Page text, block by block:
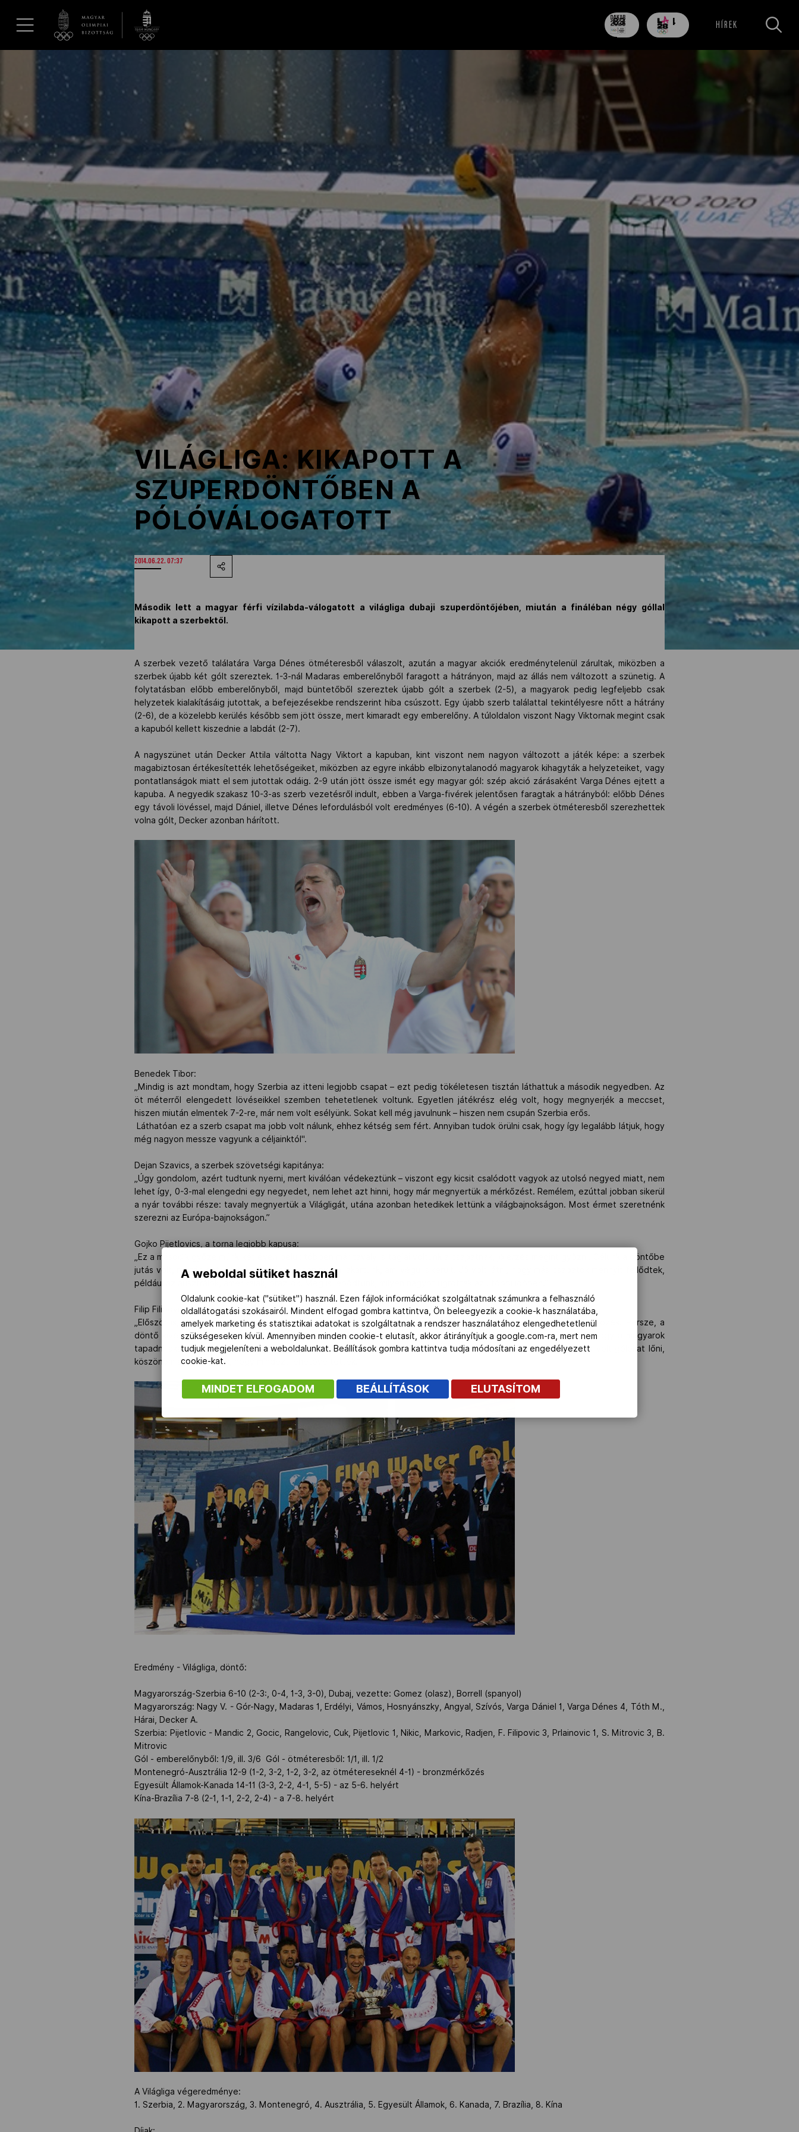
Dakar 2026
Los Angeles 2028
MOB
Kettőskarrier-program
NOB
Társszervezetek
OVEP
Adatbank
83
nap
704
nap HÍREK
VILÁGLIGA: KIKAPOTT A
SZUPERDÖNTŐBEN A
PÓLÓVÁLOGATOTT
2014.06.22. 07:37
Második lett a magyar férfi vízilabda-válogatott a világliga dubaji szuperdöntőjében, miután a fináléban négy góllal
kikapott a szerbektől.
A szerbek vezető találatára Varga Dénes ötméteresből válaszolt, azután a magyar akciók eredménytelenül zárultak, miközben a
szerbek újabb két gólt szereztek. 1-3-nál Madaras emberelőnyből faragott a hátrányon, majd az állás nem változott a szünetig. A
folytatásban előbb emberelőnyből, majd büntetőből szereztek újabb gólt a szerbek (2-5), a magyarok pedig legfeljebb csak
helyzetek kialakításáig jutottak, a befejezésekbe rendszerint hiba csúszott. Egy újabb szerb találattal tekintélyesre nőtt a hátrány
(2-6), de a közelebb kerülés később sem jött össze, mert kimaradt egy emberelőny. A túloldalon viszont Nagy Viktornak megint csak
a kapuból kellett kiszednie a labdát (2-7).
A nagyszünet után Decker Attila váltotta Nagy Viktort a kapuban, kint viszont nem nagyon változott a játék képe: a szerbek
magabiztosan értékesítették lehetőségeiket, miközben az egyre inkább elbizonytalanodó magyarok kihagyták a helyzeteiket, vagy
pontatlanságok miatt el sem jutottak odáig. 2-9 után jött össze ismét egy magyar gól: szép akció zárásaként Varga Dénes ejtett a
kapuba. A negyedik szakasz 10-3-as szerb vezetésről indult, ebben a Varga-fivérek jelentősen faragtak a hátrányból: előbb Dénes
egy távoli lövéssel, majd Dániel, illetve Dénes lefordulásból volt eredményes (6-10). A végén a szerbek ötméteresből szerezhettek
volna gólt, Decker azonban hárított.
Benedek Tibor:
„Mindig is azt mondtam, hogy Szerbia az itteni legjobb csapat – ezt pedig tökéletesen tisztán láthattuk a második negyedben. Az
öt méterről elengedett lövéseikkel szemben tehetetlenek voltunk. Egyetlen játékrész elég volt, hogy megnyerjék a meccset,
hiszen miután elmentek 7-2-re, már nem volt esélyünk. Sokat kell még javulnunk – hiszen nem csupán Szerbia erős.
Láthatóan ez a szerb csapat ma jobb volt nálunk, ehhez kétség sem fért. Annyiban tudok örülni csak, hogy így legalább látjuk, hogy
még nagyon messze vagyunk a céljainktól".
Dejan Szavics, a szerbek szövetségi kapitánya:
„Úgy gondolom, azért tudtunk nyerni, mert kiválóan védekeztünk – viszont egy kicsit csalódott vagyok az utolsó negyed miatt, nem
lehet így, 0-3-mal elengedni egy negyedet, nem lehet azt hinni, hogy már megnyertük a mérkőzést. Remélem, ezúttal jobban sikerül
a nyár további része: tavaly megnyertük a Világligát, utána azonban hetedikek lettünk a világbajnokságon. Most érmet szeretnénk
szerezni az Európa-bajnokságon.”
Gojko Pijetlovics, a torna legjobb kapusa:
„Ez a második győzelmünk két éven belül: többen már tavaly is tagjai voltunk a csapatnak, jó érzés megint győzni. Célunk a döntőbe
jutás volt, miután ezt elértük, természetesen nyerni akartunk, ami végül sikerült. Jó volt látni, hogy más csapatok mennyit fejlődtek,
például az ausztrálok, amerikaiak, brazilok. Meg is lepődtünk, milyen nagyot ugrottak az utóbbi időben.”
Filip Filipovics, a torna gólkirálya:
„Először is, gratulálok a csapattársaimnak, nagyon jól teljesítettünk. Nem vártuk, hogy ilyen sima lesz a mai mérkőzés. Persze, a
döntő kivételes, és örömteli, hogy így sikerült zárni ezt a kemény hetet, hogy megvédtük a címünket. Tudtuk, hogy a magyarok
tapadni akarnak ránk, azaz nagyon meg kellett nyomni az elejét. A saját játékommal elégedett vagyok, jó érzés volt gólokat lőni,
köszönöm a többieknek, hogy mindezt lehetővé tették.”
Eredmény - Világliga, döntő:
Magyarország-Szerbia 6-10 (2-3:, 0-4, 1-3, 3-0), Dubaj, vezette: Gomez (olasz), Borrell (spanyol)
Magyarország: Nagy V. - Gór-Nagy, Madaras 1, Erdélyi, Vámos, Hosnyánszky, Angyal, Szívós, Varga Dániel 1, Varga Dénes 4, Tóth M.,
Hárai, Decker A.
Szerbia: Pijetlovic - Mandic 2, Gocic, Rangelovic, Cuk, Pijetlovic 1, Nikic, Markovic, Radjen, F. Filipovic 3, Prlainovic 1, S. Mitrovic 3, B.
Mitrovic
Gól - emberelőnyből: 1/9, ill. 3/6 Gól - ötméteresből: 1/1, ill. 1/2
Montenegró-Ausztrália 12-9 (1-2, 3-2, 1-2, 3-2, az ötmétereseknél 4-1) - bronzmérkőzés
Egyesült Államok-Kanada 14-11 (3-3, 2-2, 4-1, 5-5) - az 5-6. helyért
Kína-Brazília 7-8 (2-1, 1-1, 2-2, 2-4) - a 7-8. helyért
A Világliga végeredménye:
1. Szerbia, 2. Magyarország, 3. Montenegró, 4. Ausztrália, 5. Egyesült Államok, 6. Kanada, 7. Brazília, 8. Kína
A weboldal sütiket használ
Oldalunk cookie-kat ("sütiket") használ. Ezen fájlok információkat szolgáltatnak számunkra a felhasználó
oldallátogatási szokásairól. Mindent elfogad gombra kattintva, Ön beleegyezik a cookie-k használatába,
amelyek marketing és statisztikai adatokat is szolgáltatnak a rendszer használatához elengedhetetlenül
szükségeseken kívül. Amennyiben minden cookie-t elutasít, akkor átirányítjuk a google.com-ra, mert nem
tudjuk megjeleníteni a weboldalunkat. Beállítások gombra kattintva tudja módosítani az engedélyezett
cookie-kat.
MINDET ELFOGADOM BEÁLLÍTÁSOK ELUTASÍTOM